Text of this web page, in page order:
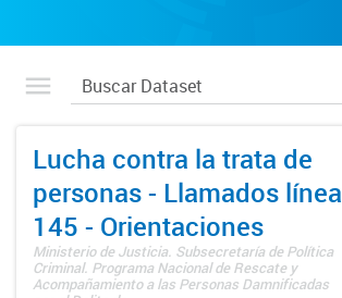
Lucha contra la trata de
personas - Llamados línea
145 - Orientaciones
Ministerio de Justicia. Subsecretaría de Política
Criminal. Programa Nacional de Rescate y
Acompañamiento a las Personas Damnificadas